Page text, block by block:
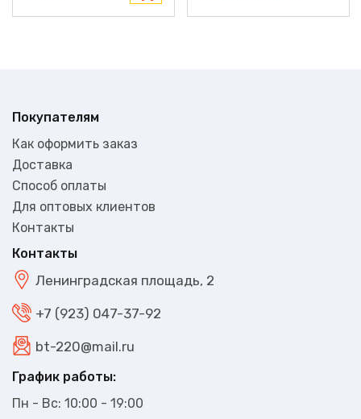
Покупателям
Как оформить заказ
Доставка
Способ оплаты
Для оптовых клиентов
Контакты
Контакты
Ленинградская площадь, 2
+7 (923) 047-37-92
bt-220@mail.ru
График работы:
Пн - Вс: 10:00 - 19:00